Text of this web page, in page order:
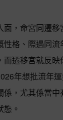
面，命宮同遷移
性格、際遇同
遷移宮就反映
年想批流年
係，尤其係當
。